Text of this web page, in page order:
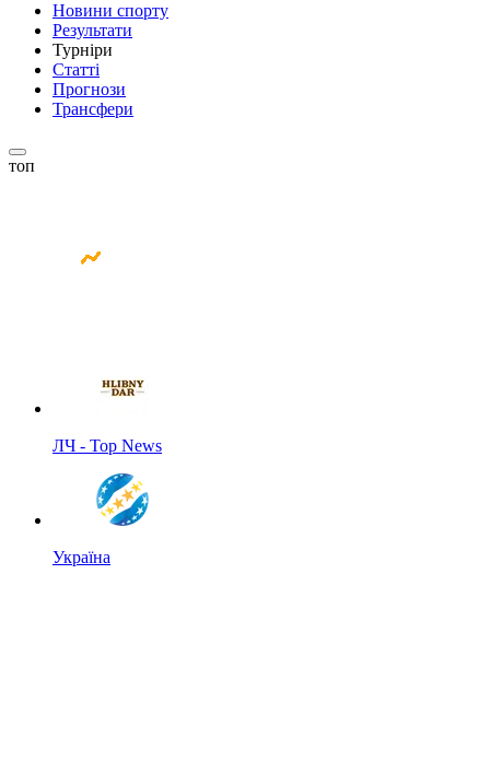
Новини спорту
Результати
Турніри
Статті
Прогнози
Трансфери
топ
ЛЧ - Top News
Україна